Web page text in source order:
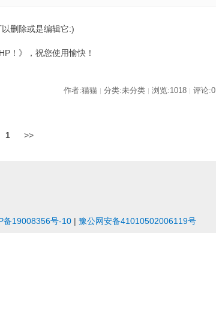
删除或是编辑它:)
！》，祝您使用愉快！
作者:猫猫 | 分类:未分类 | 浏览:1018 | 评论:0
1 >>
备19008356号-10 | 豫公网安备41010502006119号